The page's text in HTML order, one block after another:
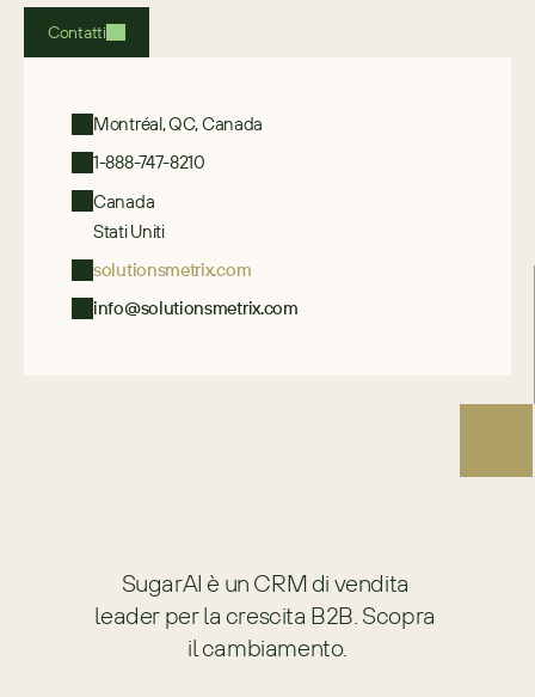
Contatti
Montréal, QC, Canada
1-888-747-8210
Canada
Stati Uniti
solutionsmetrix.com
info@solutionsmetrix.com
SugarAI è un CRM di vendita
leader per la crescita B2B. Scopra
il cambiamento.